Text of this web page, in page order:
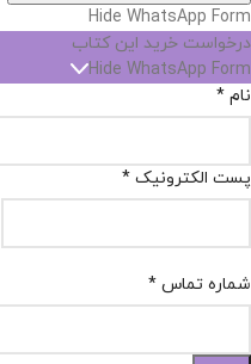
Hide WhatsApp Form
درخواست خرید این کتاب
Hide WhatsApp Form
نام *
پست الکترونیک *
شماره تماس *